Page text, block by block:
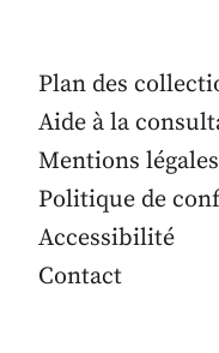
Plan des
Aide à la
Mentions légales
Politique de
Accessibilité
Contact